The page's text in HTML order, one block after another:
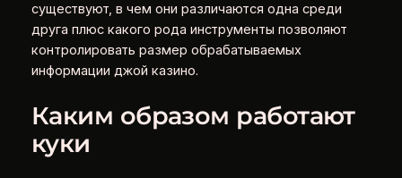
существуют, в чем они различаются одна среди
друга плюс какого рода инструменты позволяют
контролировать размер обрабатываемых
информации джой казино.
Каким образом работают
куки